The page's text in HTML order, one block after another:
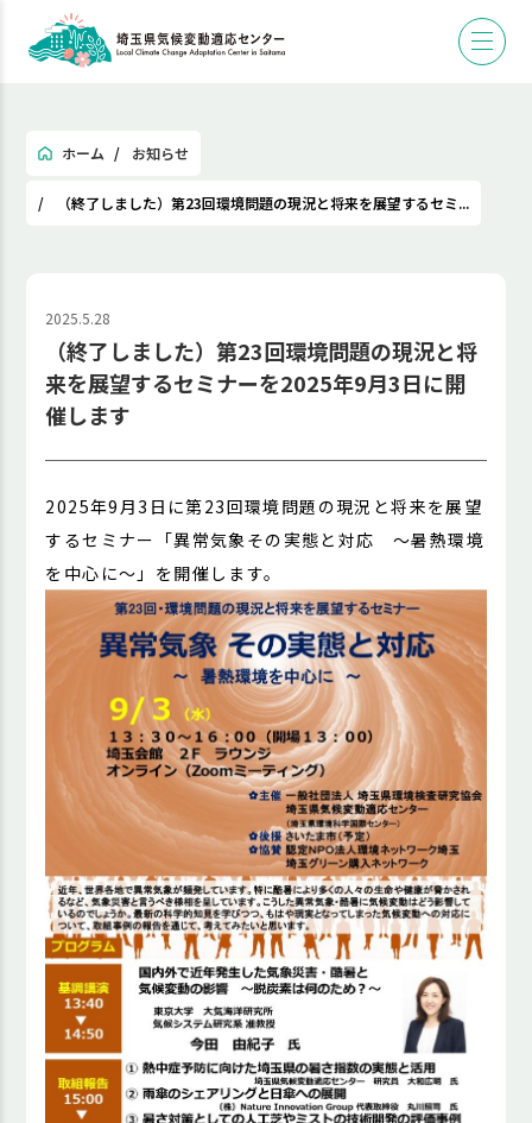
ホーム お知らせ
（終了しました）第23回環境問題の現況と将来を展望するセミ...
2025.5.28
（終了しました）第23回環境問題の現況と将
来を展望するセミナーを2025年9月3日に開
催します
2025年9月3日に第23回環境問題の現況と将来を展望
するセミナー「異常気象その実態と対応 ～暑熱環境
を中心に～」を開催します。